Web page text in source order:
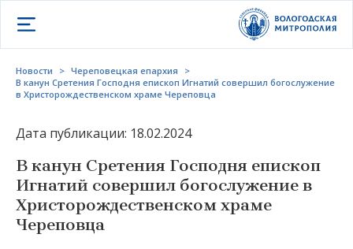
Открыть меню
Новости > Череповецкая епархия
>
В канун Сретения Господня епископ Игнатий совершил богослужение
в Христорождественском храме Череповца
Дата публикации: 18.02.2024
В канун Сретения Господня епископ
Игнатий совершил богослужение в
Христорождественском храме
Череповца